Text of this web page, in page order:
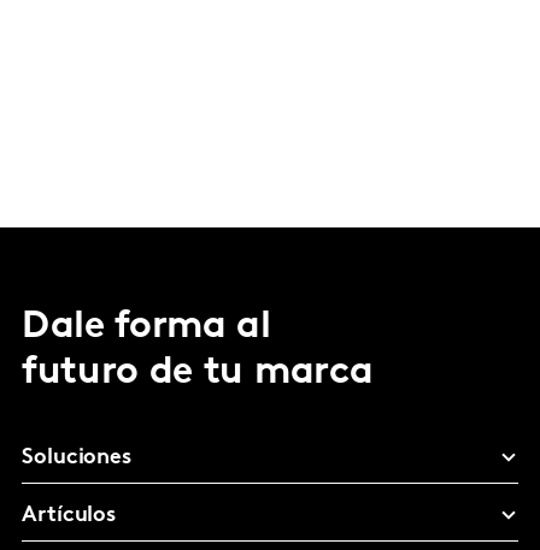
Dale forma al
futuro de tu marca
Soluciones
Artículos